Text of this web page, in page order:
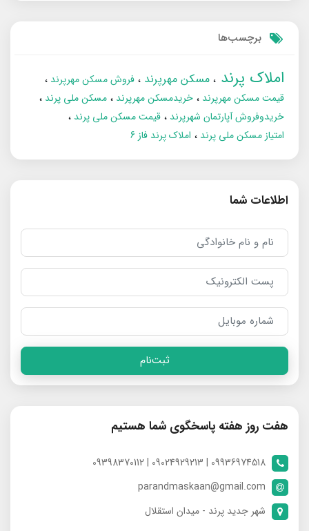
برچسب‌ها
املاک پرند مسکن مهرپرند
فروش مسکن مهرپرند
قیمت مسکن مهرپرند
خریدمسکن مهرپرند
مسکن ملی پرند
خریدوفروش آپارتمان شهرپرند
قیمت مسکن ملی پرند
امتیاز مسکن ملی پرند
املاک پرند فاز 6
اطلاعات شما
ثبت‌نام
هفت روز هفته پاسخگوی شما هستیم
09936974518 | 09024929213 | 09398370112
parandmaskaan@gmail.com
شهر جدید پرند - میدان استقلال